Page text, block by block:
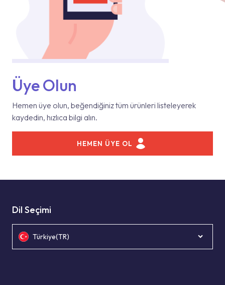
Üye Olun
Hemen üye olun, beğendiğiniz tüm ürünleri listeleyerek
kaydedin, hızlıca bilgi alın.
HEMEN ÜYE OL
Dil Seçimi
Türkiye(TR)